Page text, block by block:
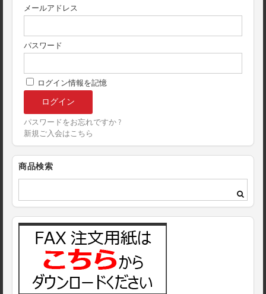
メールアドレス
パスワード
ログイン情報を記憶
パスワードをお忘れですか ?
新規ご入会はこちら
商品検索